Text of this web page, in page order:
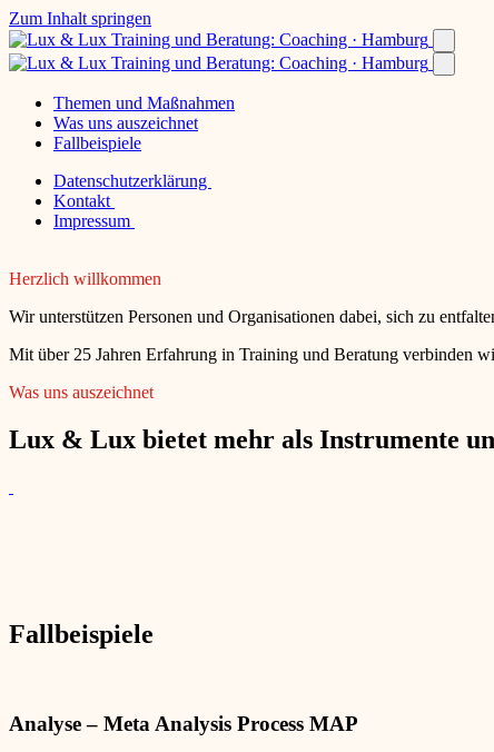
Zum Inhalt springen
Themen und Maßnahmen
Was uns auszeichnet
Fallbeispiele
Datenschutzerklärung
Kontakt
Impressum
Herzlich willkommen
Wir unterstützen Personen und Organisationen dabei, sich zu
Mit über 25 Jahren Erfahrung in Training und Beratung verbinden
Was uns auszeichnet
Lux & Lux bietet mehr als Instrumente
Fallbeispiele
Analyse – Meta Analysis Process MAP